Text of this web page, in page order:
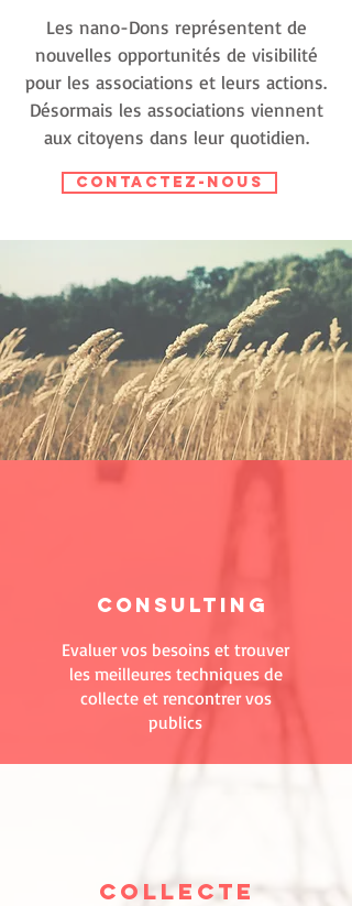
Les nano-Dons représentent de
nouvelles opportunités de visibilité
pour les associations et leurs actions.
Désormais les associations viennent
aux citoyens dans leur quotidien.
Contactez-nous
CONSULTING
Evaluer vos besoins et trouver
les meilleures techniques de
collecte et rencontrer vos
publics
COLLECTE